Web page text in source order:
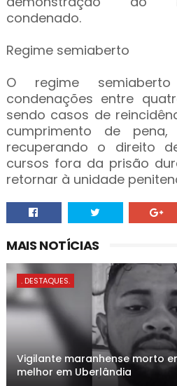
condenado.
Regime semiaberto
O regime
condenações entre
sendo casos de
cumprimento de
recuperando o direito
cursos fora da prisão
retornar à unidade
MAIS NOTÍCIAS
. DESTAQUES.
Vigilante maranhense morto
melhor em Uberlândia